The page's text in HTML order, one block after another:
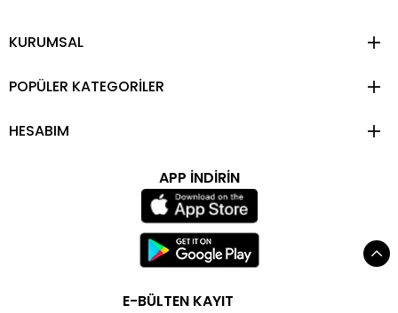
KURUMSAL
POPÜLER KATEGORİLER
HESABIM
APP İNDİRİN
E-BÜLTEN KAYIT